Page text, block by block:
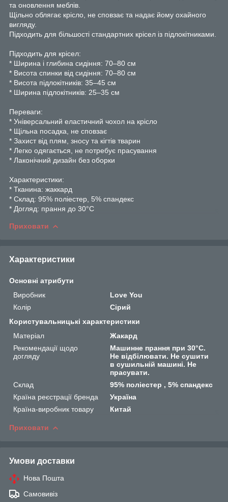
та оновлення меблів.
Щільно облягає крісло, не сповзає та надає йому охайного
вигляду.
Підходить для більшості стандартних крісел із підлокітниками.
Підходить для крісел:
* Ширина і глибина сидіння: 70–80 см
* Висота спинки від сидіння: 70–80 см
* Висота підлокітників: 35–45 см
* Ширина підлокітників: 25–35 см
Переваги:
* Універсальний еластичний чохол на крісло
* Щільна посадка, не сповзає
* Захист від плям, зносу та кігтів тварин
* Легко одягається, не потребує прасування
* Лаконічний дизайн без оборки
Характеристики:
* Тканина: жаккард
* Склад: 95% поліестер, 5% спандекс
* Догляд: прання до 30°C
Приховати
Характеристики
Основні атрибути
Виробник
Love You
Колір
Сірий
Користувальницькі характеристики
Матеріал
Жакард
Рекомендації щодо
догляду
Машинне прання при 30°C.
Не відбілювати. Не сушити
в сушильній машині. Не
прасувати.
Склад
95% поліестер , 5% спандекс
Країна реєстрації бренда
Україна
Країна-виробник товару
Китай
Приховати
Умови доставки
Нова Пошта
Самовивіз